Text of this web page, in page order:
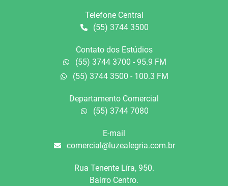
Telefone Central
(55) 3744 3500
Contato dos Estúdios
(55) 3744 3700 - 95.9 FM
(55) 3744 3500 - 100.3 FM
Departamento Comercial
(55) 3744 7080
E-mail
comercial@luzealegria.com.br
Rua Tenente Líra, 950.
Bairro Centro.